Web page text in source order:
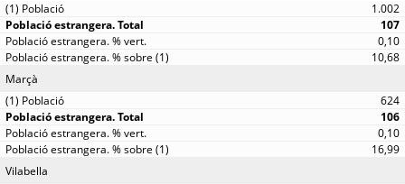
1.002
107
0,10
10,68
Marçà
624
106
0,10
16,99
Vilabella